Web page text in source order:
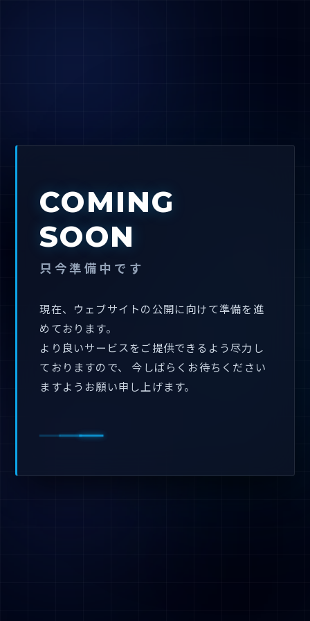
COMING
SOON
只今準備中です
現在、ウェブサイトの公開に向けて準備を進
めております。
より良いサービスをご提供できるよう尽力し
ておりますので、
今しばらくお待ちください
ますようお願い申し上げます。